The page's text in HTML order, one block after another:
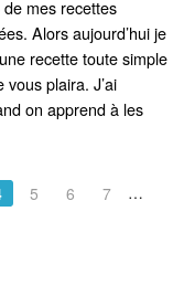
mes recettes
Alors aujourd’hui je
recette toute simple
plaira. J’ai
on apprend à les
5 6 7
…